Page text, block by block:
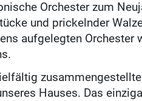
Orchester zum
und prickelnder
aufgelegten Orchester
Hauses. Das